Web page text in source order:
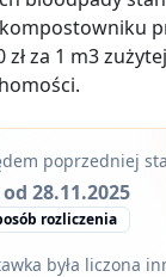
zł za 1 m3
poprzedniej
28.11.2025
rozliczenia
była liczona